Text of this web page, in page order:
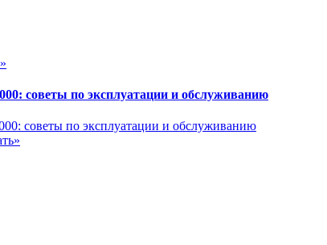
советы по эксплуатации и обслуживанию